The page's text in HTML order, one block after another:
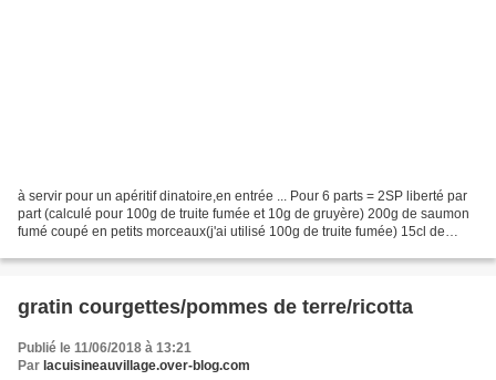
à servir pour un apéritif dinatoire,en entrée ... Pour 6 parts = 2SP liberté par
part (calculé pour 100g de truite fumée et 10g de gruyère) 200g de saumon
fumé coupé en petits morceaux(j'ai utilisé 100g de truite fumée) 15cl de
gratin courgettes/pommes de terre/ricotta
Publié le 11/06/2018 à 13:21
Par lacuisineauvillage.over-blog.com